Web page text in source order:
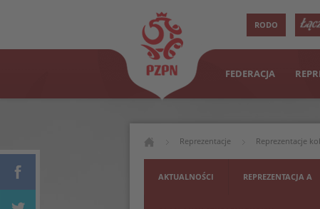
RODO
FEDERACJA
Reprezentacje Reprezentacje
AKTUALNOŚCI REPREZENTACJA A